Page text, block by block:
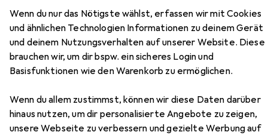
Wenn du nur das Nötigste wählst, erfassen wir mit Cookies
und ähnlichen Technologien Informationen zu deinem Gerät
und deinem Nutzungsverhalten auf unserer Website. Diese
brauchen wir, um dir bspw. ein sicheres Login und
Basisfunktionen wie den Warenkorb zu ermöglichen.
Wenn du allem zustimmst, können wir diese Daten darüber
hinaus nutzen, um dir personalisierte Angebote zu zeigen,
unsere Webseite zu verbessern und gezielte Werbung auf
EUR
566,48
LGHotel-TV 28LT661H 28
24", LED, HD, 2020
Zubehör für LG Hotel-TV
28LT661H 28